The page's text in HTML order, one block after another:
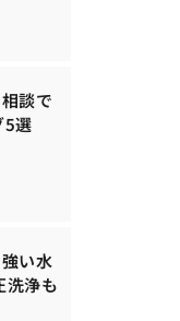
談で
5選
い水
洗浄も